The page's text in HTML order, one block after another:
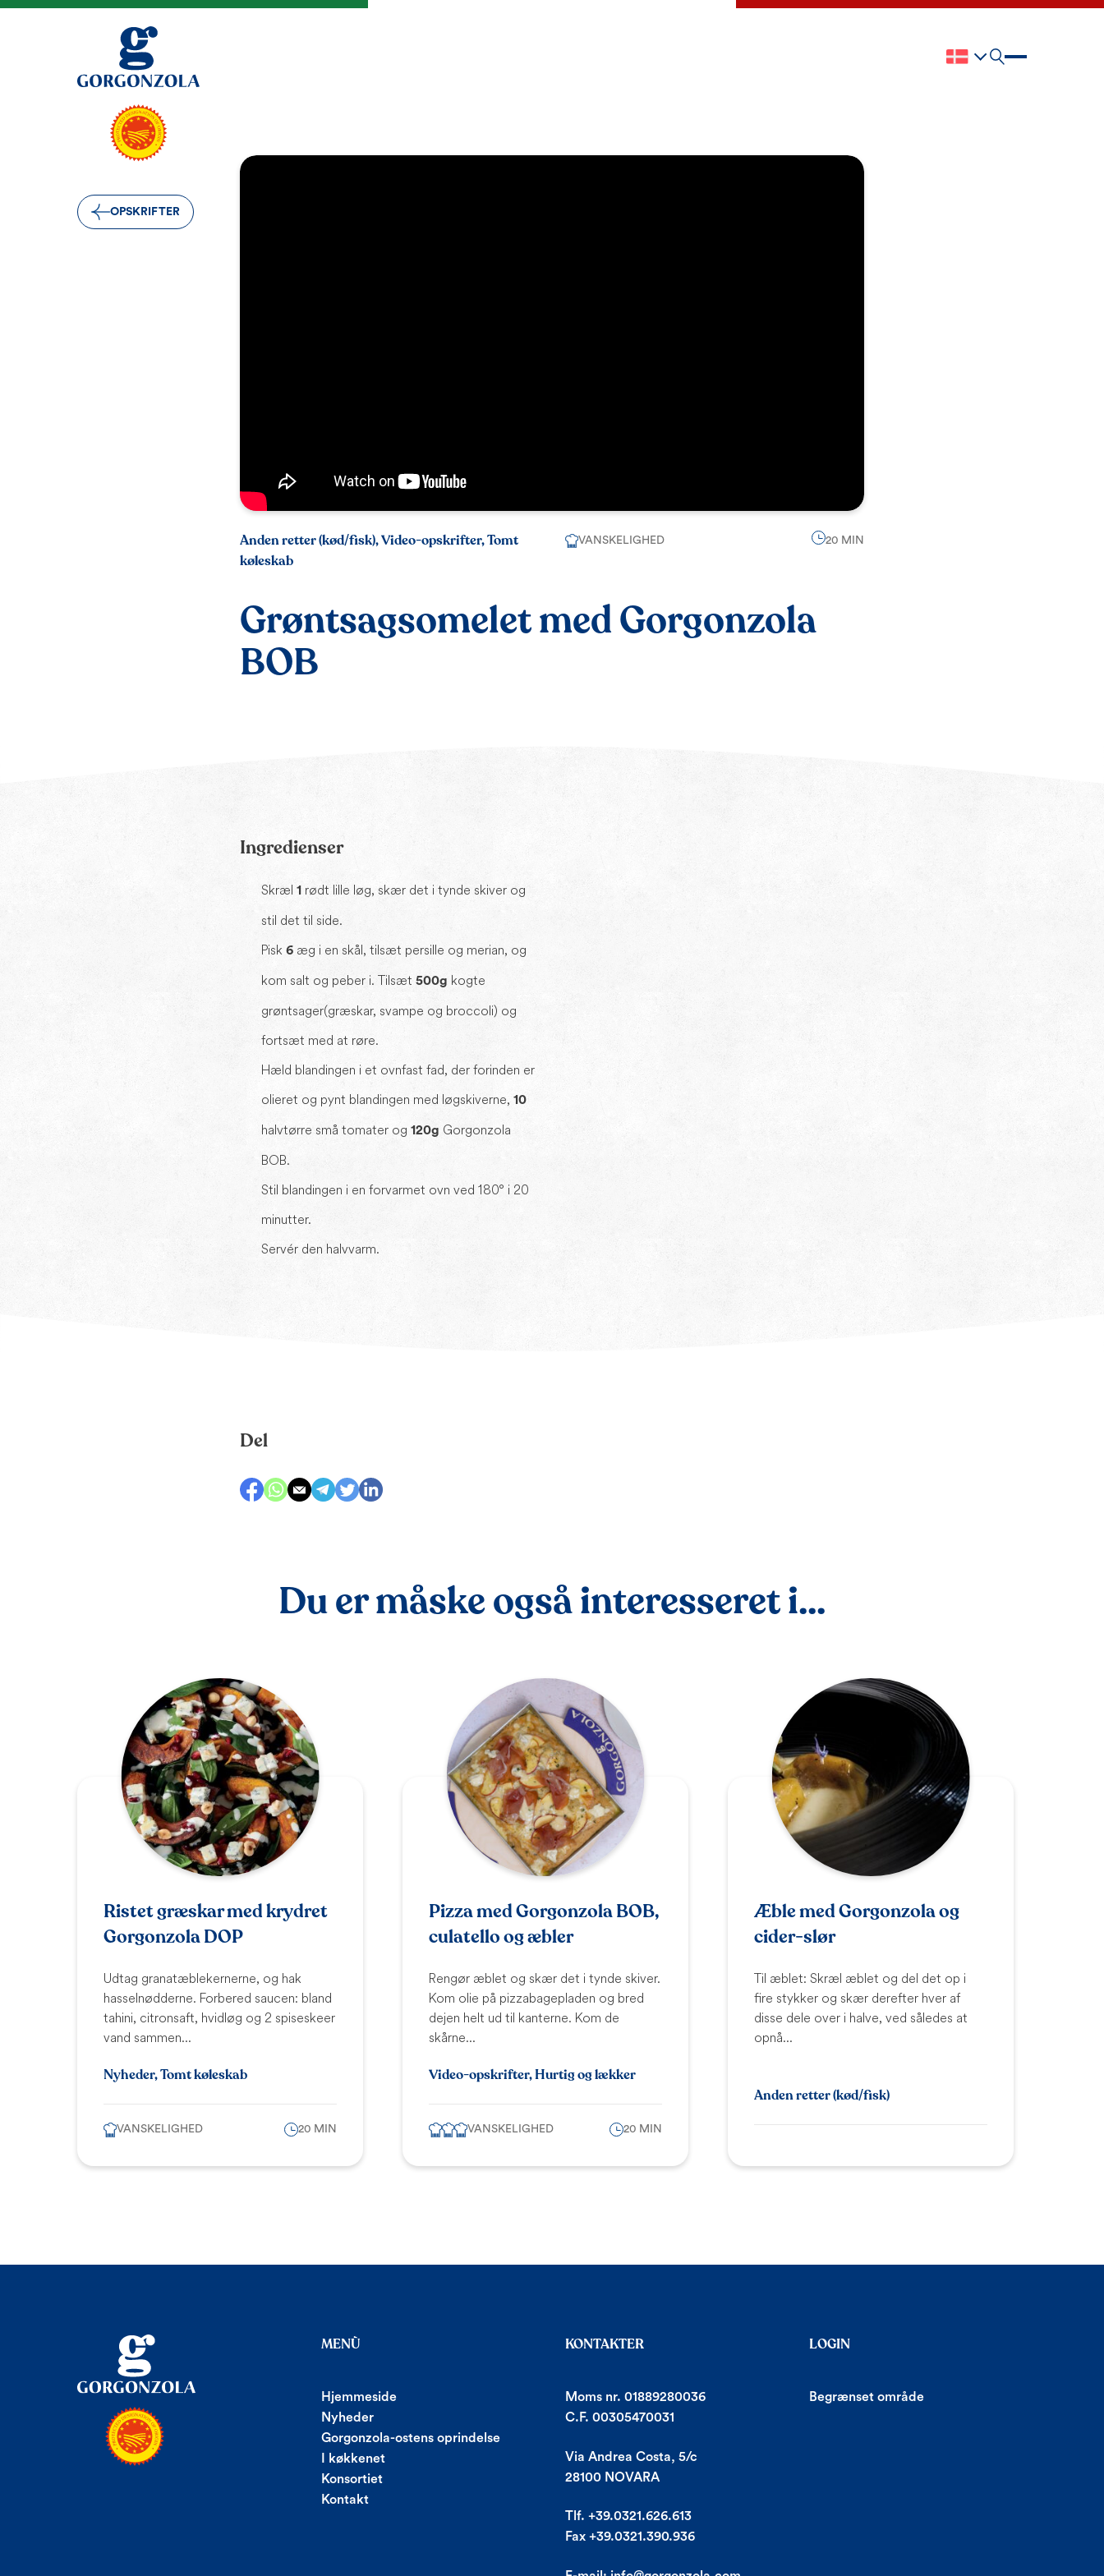
OPSKRIFTER
Anden retter (kød/fisk), Video-opskrifter, Tomt
køleskab
VANSKELIGHED 20 MIN
Grøntsagsomelet med Gorgonzola
BOB
Ingredienser
Skræl 1rødt lille løg, skær det i tynde skiver og
stil det til side.
Pisk 6æg i en skål, tilsæt persille og merian, og
kom salt og peber i. Tilsæt 500g kogte
grøntsager(græskar, svampe og broccoli) og
fortsæt med at røre.
Hæld blandingen i et ovnfast fad, der forinden er
olieret og pynt blandingen med løgskiverne, 10
halvtørre små tomater og 120g Gorgonzola
BOB.
Stil blandingen i en forvarmet ovn ved 180° i 20
minutter.
Servér den halvvarm.
Del
Du er måske også interesseret i...
Ristet græskar med krydret
Gorgonzola DOP
Udtag granatæblekernerne, og hak
hasselnødderne. Forbered saucen: bland
tahini, citronsaft, hvidløg og 2 spiseskeer
vand sammen...
Nyheder, Tomt køleskab
VANSKELIGHED 20 MIN
Pizza med Gorgonzola BOB,
culatello og æbler
Rengør æblet og skær det i tynde skiver.
Kom olie på pizzabagepladen og bred
dejen helt ud til kanterne. Kom de
skårne...
Video-opskrifter, Hurtig og lækker
VANSKELIGHED 20 MIN
Æble med Gorgonzola og
cider-slør
Til æblet: Skræl æblet og del det op i
fire stykker og skær derefter hver af
disse dele over i halve, ved således at
opnå...
Anden retter (kød/fisk)
MENÙ
Hjemmeside
Nyheder
Gorgonzola-ostens oprindelse
I køkkenet
Konsortiet
Kontakt
KONTAKTER
Moms nr. 01889280036
C.F. 00305470031
Via Andrea Costa, 5/c
28100 NOVARA
Tlf. +39.0321.626.613
Fax +39.0321.390.936
LOGIN
Begrænset område